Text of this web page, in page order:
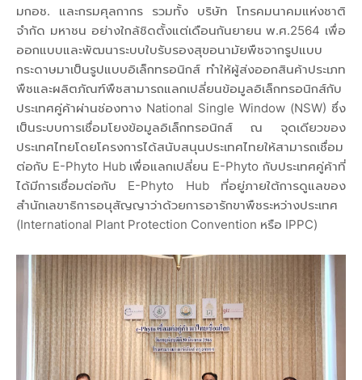
มกอช. และกรมศุลกากร รวมทั้ง บริษัท โทรคมนาคมแห่งชาติ
จำกัด มหาชน อย่างใกล้ชิดตั้งแต่เดือนกันยายน พ.ศ.2564 เพื่อ
ออกแบบและพัฒนาระบบใบรับรองสุขอนามัยพืชจากรูปแบบ
กระดาษมาเป็นรูปแบบอิเล็กทรอนิกส์ ทำให้ผู้ส่งออกสินค้าประเภท
พืชและผลิตภัณฑ์พืชสามารถแลกเปลี่ยนข้อมูลอิเล็กทรอนิกส์กับ
ประเทศคู่ค้าผ่านช่องทาง National Single Window (NSW) ซึ่ง
เป็นระบบการเชื่อมโยงข้อมูลอิเล็กทรอนิกส์ ณ จุดเดียวของ
ประเทศไทยโดยโครงการได้สนับสนุนประเทศไทยให้สามารถเชื่อม
ต่อกับ E-Phyto Hub เพื่อแลกเปลี่ยน E-Phyto กับประเทศคู่ค้าที่
ได้มีการเชื่อมต่อกับ E-Phyto Hub ที่อยู่ภายใต้การดูแลของ
สำนักเลขาธิการอนุสัญญาว่าด้วยการอารักขาพืชระหว่างประเทศ
(International Plant Protection Convention หรือ IPPC)